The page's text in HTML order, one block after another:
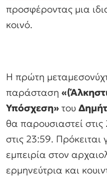
προσφέροντας μια
κοινό.
Η πρώτη
παράσταση
Υπόσχεση» του
θα παρουσιαστεί στις
στις 23:59. Πρόκειται
εμπειρία στον
ερμηνεύτρια και